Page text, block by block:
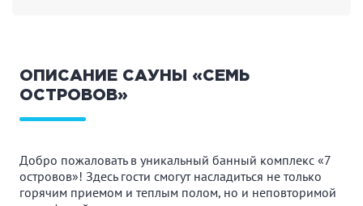
ОПИСАНИЕ САУНЫ «СЕМЬ
ОСТРОВОВ»
Добро пожаловать в уникальный банный комплекс «7
островов»! Здесь гости смогут насладиться не только
горячим приемом и теплым полом, но и неповторимой